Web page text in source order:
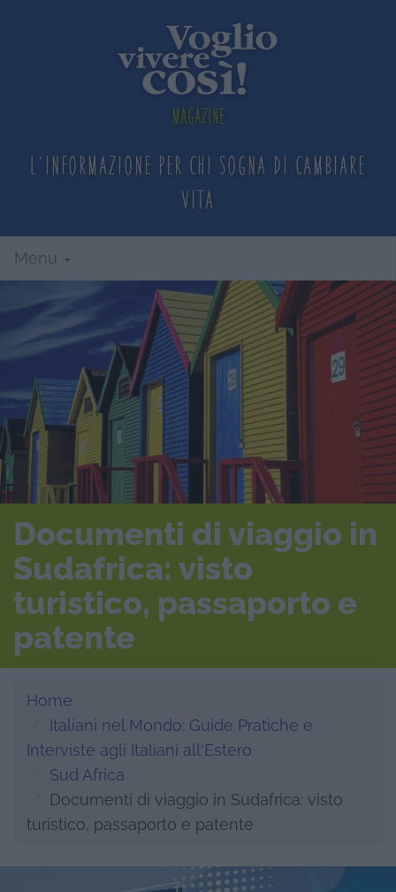
Magazine
L'informazione per chi sogna di cambiare
vita
Menu
Documenti di viaggio in
Sudafrica: visto
turistico, passaporto e
patente
Home
Italiani nel Mondo: Guide Pratiche e
Interviste agli Italiani all'Estero
Sud Africa
Documenti di viaggio in Sudafrica: visto
turistico, passaporto e patente